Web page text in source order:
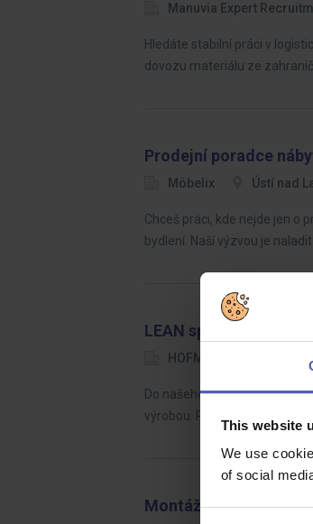
This website
We use
of social
Manuvia Expert
Hledáte stabilní práci v
dovozu materiálu ze
Prodejní poradce
Möbelix Ústí nad
Chceš práci, kde nejde jen o
bydlení. Naší výzvou je
LEAN specialista (ž/m)
HOFMANN WIZARD
Do našeho týmu hledáme
výrobou. Pokud máte
Montážní dělník ve